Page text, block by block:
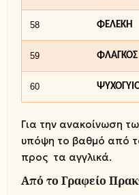
58 ΦΕΛΕΚΗ
59 ΦΛΑΓΚΟΣ
60
Για την ανακοίνωση
υπόψη το βαθμό από
προς τα αγγλικά.
Από το Γραφείο